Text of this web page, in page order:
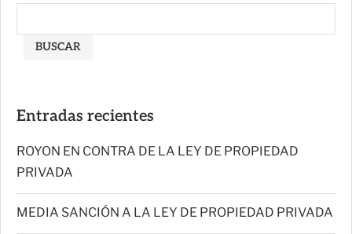
BUSCAR
Entradas recientes
ROYON EN CONTRA DE LA LEY DE PROPIEDAD
PRIVADA
MEDIA SANCIÓN A LA LEY DE PROPIEDAD PRIVADA